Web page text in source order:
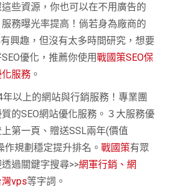
些資源，你也可以在不用廣告的
務曝光率提高！倘若身為廠商的
興趣，但沒有太多時間研究，想要
優化，推薦你使用戰國策SEO保
服務 。
年以上的網站與行銷服務！專業團
的SEO網站優化服務。３大服務優
第一頁、贈送SSL兩年(價值
作規劃穩定提升排名。戰國策有眾
過關鍵字搜尋>>網軍行銷、網
灣vps等字詞。